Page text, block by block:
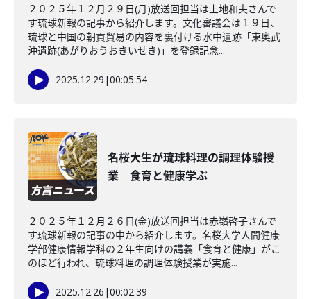
２０２５年１２月２９日(月)放送回担当は上地和夫さんで
す琉球新報の記事から紹介します。文化審議会は１９日、
琉球と中国の朝貢貿易の内容を裏付ける水中遺跡「東奥武
沖遺跡(あがりおうおきいせき)」を登録記念...
2025.12.29 |00:05:54
名桜大生が琉球料理の調理体験授
業 食育と健康学ぶ
２０２５年１２月２６日(金)放送回担当は赤嶺啓子さんで
す琉球新報の記事の中から紹介します。名桜大学人間健康
学部健康情報学科の２年生向けの講義「食育と健康」がこ
のほど行われ、琉球料理の調理体験授業が実施...
2025.12.26 |00:02:39